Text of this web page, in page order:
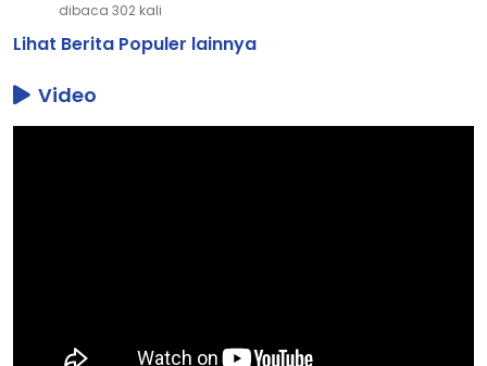
dibaca 302 kali
Lihat Berita Populer lainnya
Video